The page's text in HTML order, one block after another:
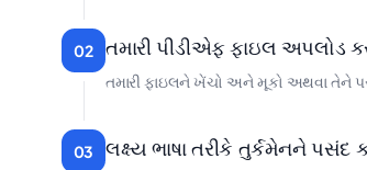
02 તમારી પીડીએફ ફાઇલ અપલોડ
તમારી ફાઇલને ખેંચો અને મૂકો અથવા તેને
03 લક્ષ્ય ભાષા તરીકે તુર્કમેનને પસંદ